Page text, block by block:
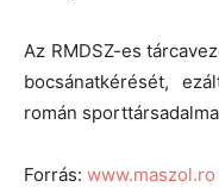
Az RMDSZ-es
bocsánatkérését,
román
Forrás: www.maszol.ro